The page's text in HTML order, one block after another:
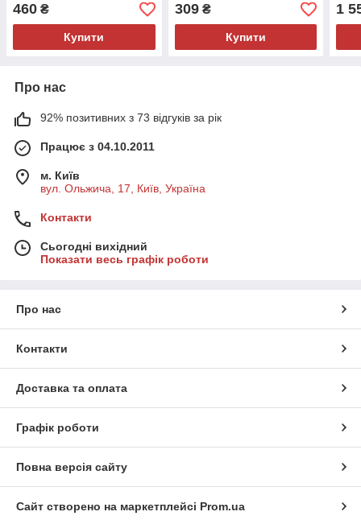
460 ₴
Купити
309₴
Купити
1
Про нас
92% позитивних з 73 відгуків за рік
Працює з 04.10.2011
м. Київ
вул. Ольжича, 17, Київ, Україна
Контакти
Сьогодні вихідний
Показати весь графік роботи
Про нас
Контакти
Доставка та оплата
Графік роботи
Повна версія сайту
Сайт створено на маркетплейсі Prom.ua